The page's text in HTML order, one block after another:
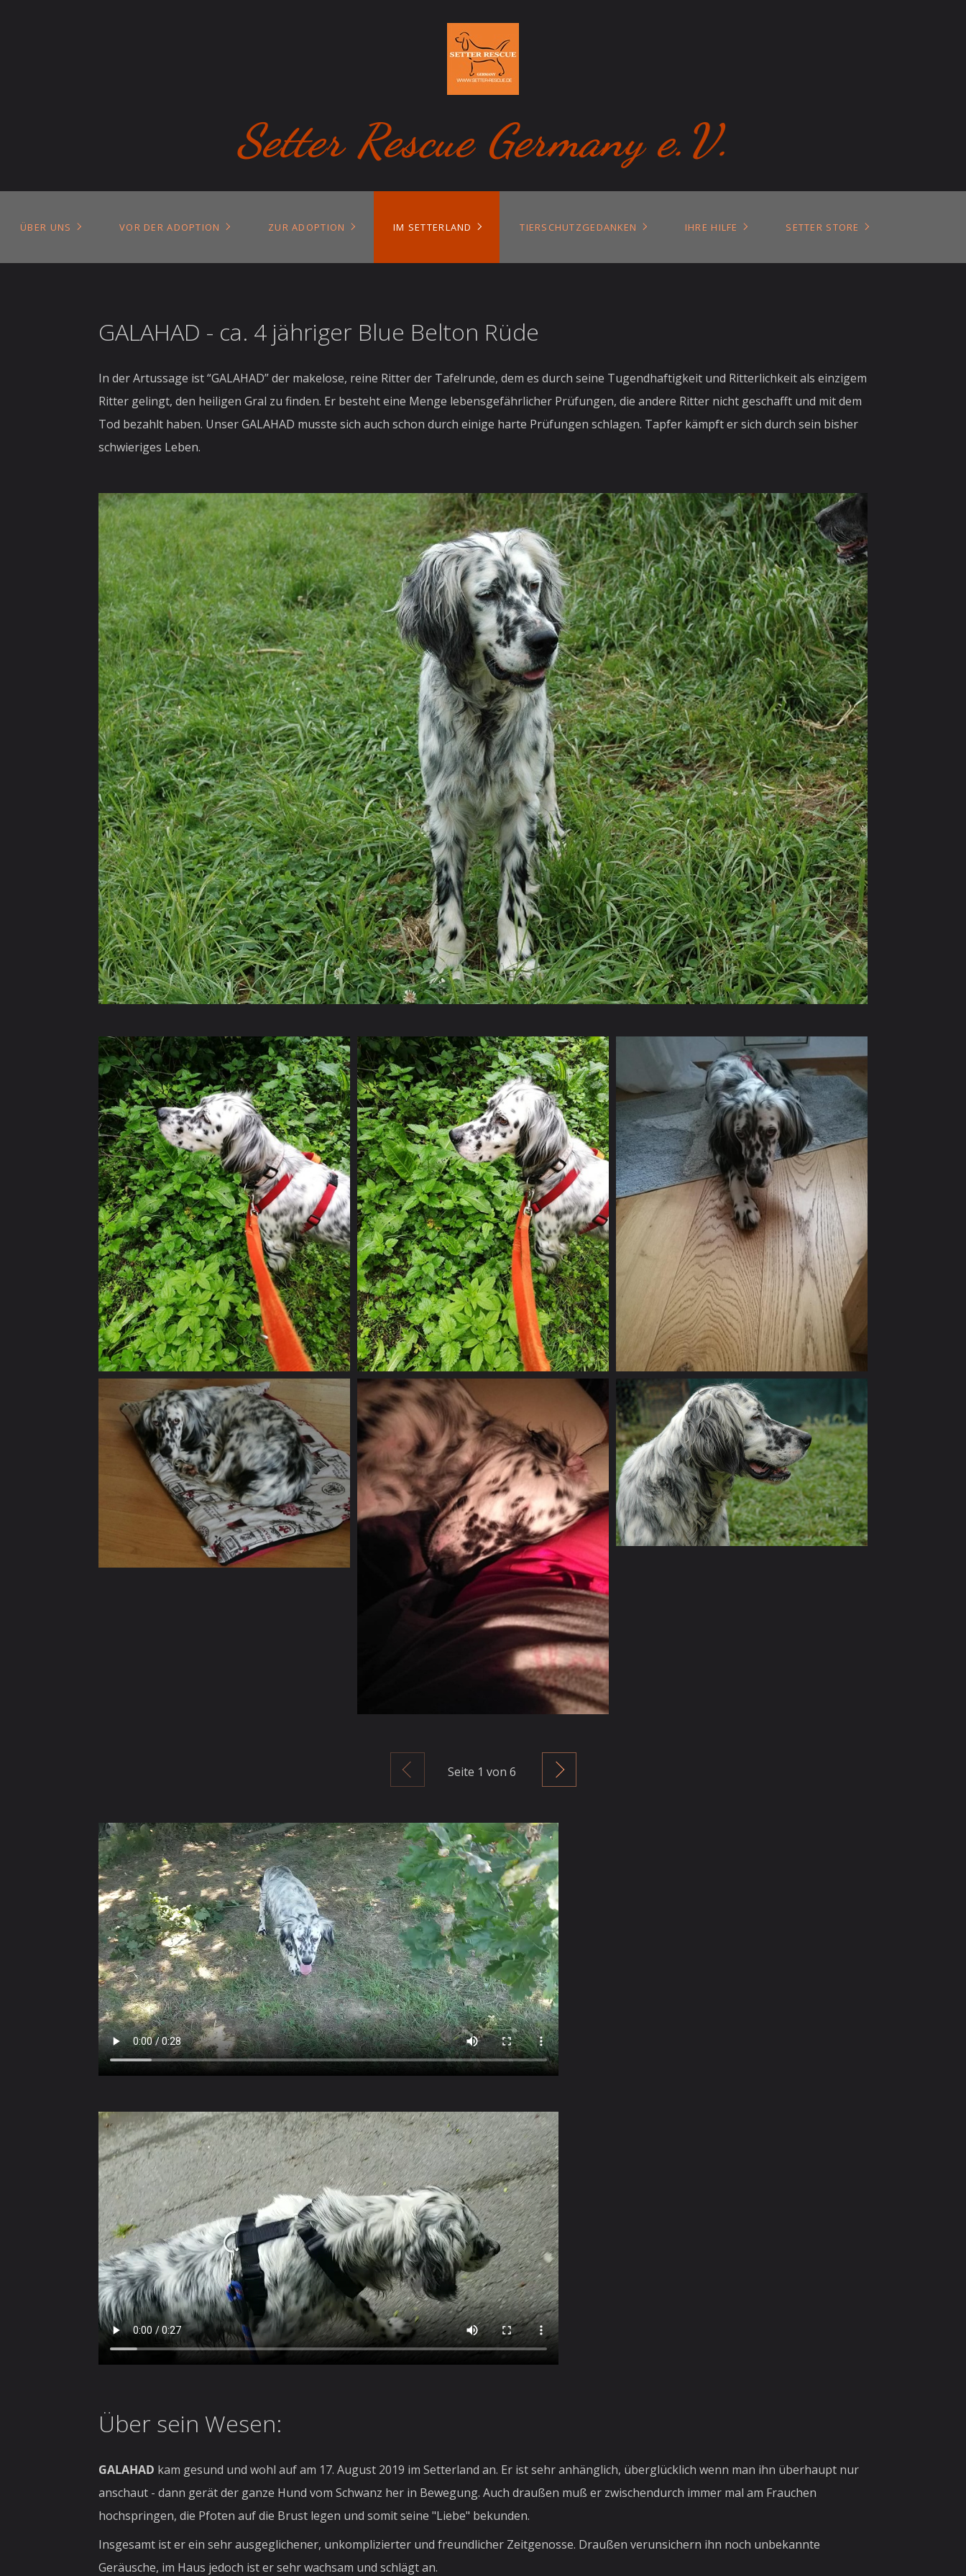
Setter Rescue Germany e.V.
ÜBER UNS VOR DER ADOPTION ZUR ADOPTION IM SETTERLAND TIERSCHUTZGEDANKEN IHRE HILFE SETTER STORE
GALAHAD - ca. 4 jähriger Blue Belton Rüde
In der Artussage ist “GALAHAD” der makelose, reine Ritter der Tafelrunde, dem es durch seine Tugendhaftigkeit und Ritterlichkeit als einzigem
Ritter gelingt, den heiligen Gral zu finden. Er besteht eine Menge lebensgefährlicher Prüfungen, die andere Ritter nicht geschafft und mit dem
Tod bezahlt haben. Unser GALAHAD musste sich auch schon durch einige harte Prüfungen schlagen. Tapfer kämpft er sich durch sein bisher
schwieriges Leben.
Zurück
Seite 1 von 6
Über sein Wesen:
GALAHAD kam gesund und wohl auf am 17. August 2019 im Setterland an. Er ist sehr anhänglich, überglücklich wenn man ihn überhaupt nur
anschaut - dann gerät der ganze Hund vom Schwanz her in Bewegung. Auch draußen muß er zwischendurch immer mal am Frauchen
hochspringen, die Pfoten auf die Brust legen und somit seine "Liebe" bekunden.
Insgesamt ist er ein sehr ausgeglichener, unkomplizierter und freundlicher Zeitgenosse. Draußen verunsichern ihn noch unbekannte
Geräusche, im Haus jedoch ist er sehr wachsam und schlägt an.